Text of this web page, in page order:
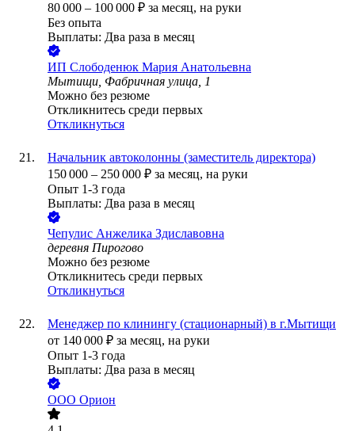
80 000 – 100 000 ₽ за месяц, на руки
Без опыта
Выплаты: Два раза в месяц
ИП Слободенюк Мария Анатольевна
Мытищи, Фабричная улица, 1
Можно без резюме
Откликнитесь среди первых
Откликнуться
Начальник автоколонны (заместитель директора)
150 000 – 250 000 ₽ за месяц, на руки
Опыт 1-3 года
Выплаты: Два раза в месяц
Чепулис Анжелика Здиславовна
деревня Пирогово
Можно без резюме
Откликнитесь среди первых
Откликнуться
Менеджер по клинингу (стационарный) в г.Мытищи
от 140 000 ₽ за месяц, на руки
Опыт 1-3 года
Выплаты: Два раза в месяц
ООО Орион